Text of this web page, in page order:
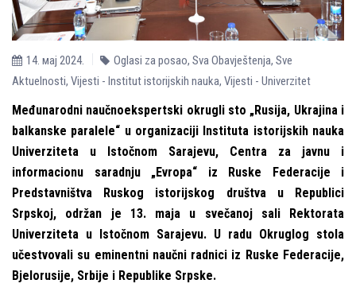
14. мај 2024. Oglasi za posao, Sva Obavještenja, Sve
Aktuelnosti, Vijesti - Institut istorijskih nauka, Vijesti - Univerzitet
Međunarodni naučnoekspertski okrugli sto „Rusija, Ukrajina i
balkanske paralele“ u organizaciji Instituta istorijskih nauka
Univerziteta u Istočnom Sarajevu, Centra za javnu i
informacionu saradnju „Evropa“ iz Ruske Federacije i
Predstavništva Ruskog istorijskog društva u Republici
Srpskoj, održan je 13. maja u svečanoj sali Rektorata
Univerziteta u Istočnom Sarajevu. U radu Okruglog stola
učestvovali su eminentni naučni radnici iz Ruske Federacije,
Bjelorusije, Srbije i Republike Srpske.